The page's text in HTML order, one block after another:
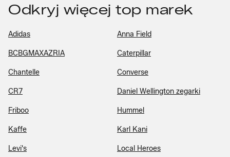
Odkryj więcej top marek
Adidas Anna Field
BCBGMAXAZRIA Caterpillar
Chantelle Converse
CR7 Daniel Wellington zegarki
Friboo Hummel
Kaffe Karl Kani
Levi's Local Heroes